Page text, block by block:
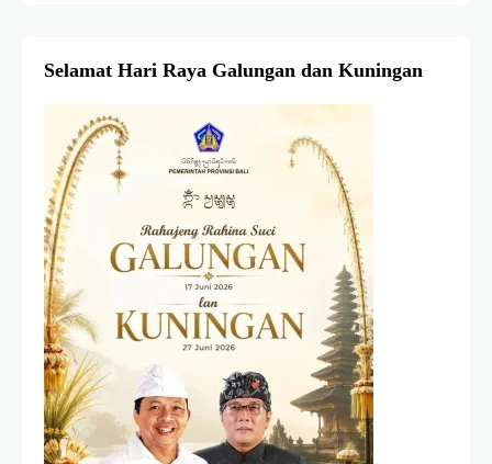
Selamat Hari Raya Galungan dan Kuningan